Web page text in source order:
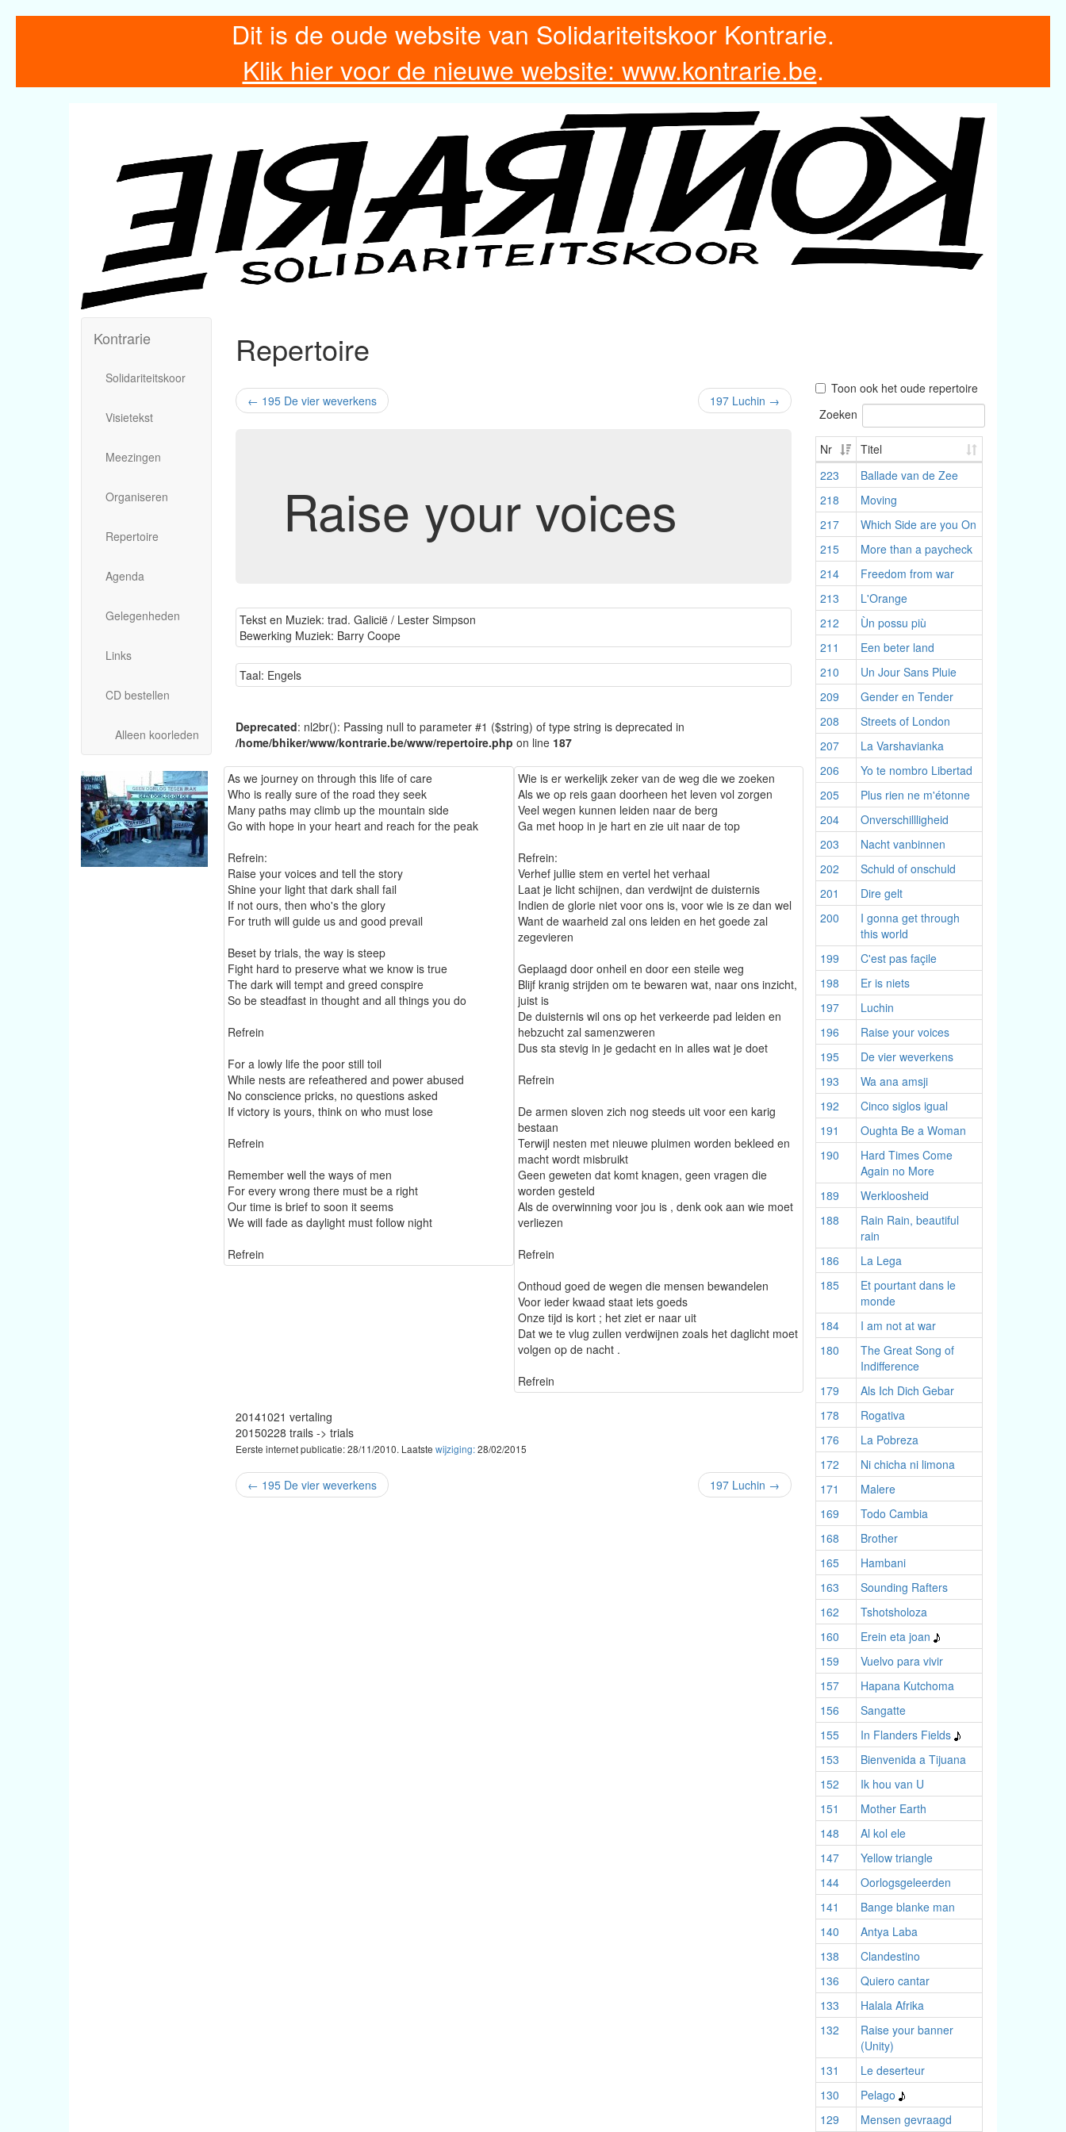
Dit is de oude website van Solidariteitskoor Kontrarie.
Klik hier voor de nieuwe website: www.kontrarie.be.
Kontrarie
Solidariteitskoor
Visietekst
Meezingen
Organiseren
Repertoire
Agenda
Gelegenheden
Links
CD bestellen
Alleen koorleden
Repertoire
← 195 De vier weverkens 197 Luchin →
Raise your voices
Tekst en Muziek: trad. Galicië / Lester Simpson
Bewerking Muziek: Barry Coope
Taal: Engels
Deprecated: nl2br(): Passing null to parameter #1 ($string) of type string is deprecated in
/home/bhiker/www/kontrarie.be/www/repertoire.php on line 187
As we journey on through this life of care
Who is really sure of the road they seek
Many paths may climb up the mountain side
Go with hope in your heart and reach for the peak
Refrein:
Raise your voices and tell the story
Shine your light that dark shall fail
If not ours, then who's the glory
For truth will guide us and good prevail
Beset by trials, the way is steep
Fight hard to preserve what we know is true
The dark will tempt and greed conspire
So be steadfast in thought and all things you do
Refrein
For a lowly life the poor still toil
While nests are refeathered and power abused
No conscience pricks, no questions asked
If victory is yours, think on who must lose
Refrein
Remember well the ways of men
For every wrong there must be a right
Our time is brief to soon it seems
We will fade as daylight must follow night
Refrein
Wie is er werkelijk zeker van de weg die we zoeken
Als we op reis gaan doorheen het leven vol zorgen
Veel wegen kunnen leiden naar de berg
Ga met hoop in je hart en zie uit naar de top
Refrein:
Verhef jullie stem en vertel het verhaal
Laat je licht schijnen, dan verdwijnt de duisternis
Indien de glorie niet voor ons is, voor wie is ze dan wel
Want de waarheid zal ons leiden en het goede zal
zegevieren
Geplaagd door onheil en door een steile weg
Blijf kranig strijden om te bewaren wat, naar ons inzicht,
juist is
De duisternis wil ons op het verkeerde pad leiden en
hebzucht zal samenzweren
Dus sta stevig in je gedacht en in alles wat je doet
Refrein
De armen sloven zich nog steeds uit voor een karig
bestaan
Terwijl nesten met nieuwe pluimen worden bekleed en
macht wordt misbruikt
Geen geweten dat komt knagen, geen vragen die
worden gesteld
Als de overwinning voor jou is , denk ook aan wie moet
verliezen
Refrein
Onthoud goed de wegen die mensen bewandelen
Voor ieder kwaad staat iets goeds
Onze tijd is kort ; het ziet er naar uit
Dat we te vlug zullen verdwijnen zoals het daglicht moet
volgen op de nacht .
Refrein
20141021 vertaling
20150228 trails -> trials
Eerste internet publicatie: 28/11/2010. Laatste wijziging:28/02/2015
← 195 De vier weverkens 197 Luchin →
Toon ook het oude repertoire
Zoeken
Nr
Titel
223
Ballade van de Zee
218
Moving
217
Which Side are you On
215
More than a paycheck
214
Freedom from war
213
L'Orange
212
Ùn possu più
211
Een beter land
210
Un Jour Sans Pluie
209
Gender en Tender
208
Streets of London
207
La Varshavianka
206
Yo te nombro Libertad
205
Plus rien ne m'étonne
204
Onverschillligheid
203
Nacht vanbinnen
202
Schuld of onschuld
201
Dire gelt
200
I gonna get through
this world
199
C'est pas façile
198
Er is niets
197
Luchin
196
Raise your voices
195
De vier weverkens
193
Wa ana amsji
192
Cinco siglos igual
191
Oughta Be a Woman
190
Hard Times Come
Again no More
189
Werkloosheid
188
Rain Rain, beautiful
rain
186
La Lega
185
Et pourtant dans le
monde
184
I am not at war
180
The Great Song of
Indifference
179
Als Ich Dich Gebar
178
Rogativa
176
La Pobreza
172
Ni chicha ni limona
171
Malere
169
Todo Cambia
168
Brother
165
Hambani
163
Sounding Rafters
162
Tshotsholoza
160
Erein eta joan
159
Vuelvo para vivir
157
Hapana Kutchoma
156
Sangatte
155
In Flanders Fields
153
Bienvenida a Tijuana
152
Ik hou van U
151
Mother Earth
148
Al kol ele
147
Yellow triangle
144
Oorlogsgeleerden
141
Bange blanke man
140
Antya Laba
138
Clandestino
136
Quiero cantar
133
Halala Afrika
132
Raise your banner
(Unity)
131
Le deserteur
130
Pelago
129
Mensen gevraagd